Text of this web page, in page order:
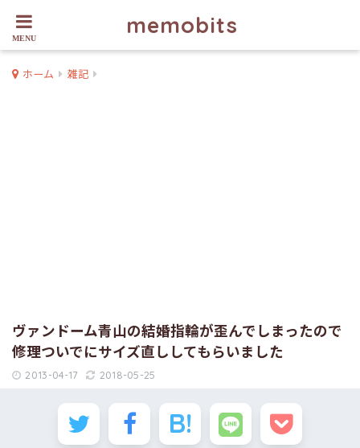
memobits
ホーム 雑記
ヴァンドーム青山の結婚指輪が歪んでしまったので
修理ついでにサイズ直ししてもらいました
2013-04-17 2018-05-25